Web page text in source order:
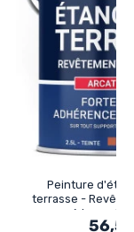
Peinture
terrasse -
à base de